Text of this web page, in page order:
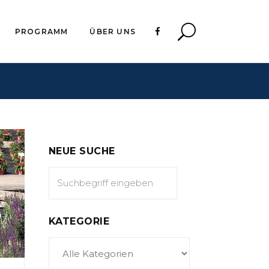
PROGRAMM ÜBER UNS
NEUE SUCHE
KATEGORIE